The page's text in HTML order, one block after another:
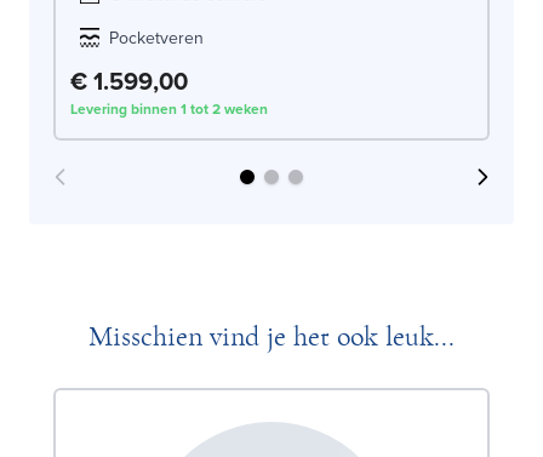
Pocketveren
€ 1.599,00
Levering binnen 1 tot 2 weken
Misschien vind je het ook leuk...